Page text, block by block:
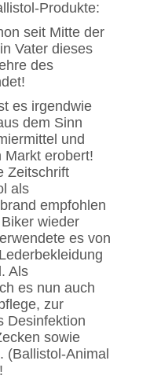
Produkte:
seit Mitte der
Vater dieses
des
es irgendwie
dem Sinn
und
Markt erobert!
Zeitschrift
als
empfohlen
wieder
es von
Als
es nun auch
zur
Desinfektion
sowie
(Ballistol-Animal